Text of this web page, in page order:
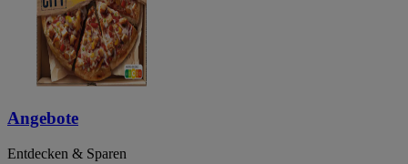
Angebote
Entdecken & Sparen